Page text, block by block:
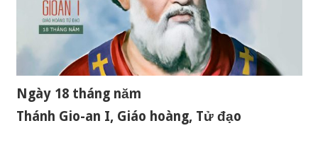
Ngày 18 tháng năm
Thánh Gio-an I, Giáo hoàng, Tử đạo